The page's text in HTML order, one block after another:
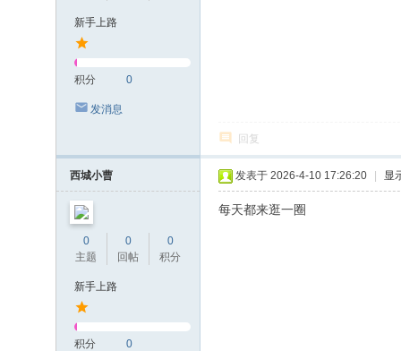
新手上路
积分 0
发消息
回复
西城小曹
0
主题
0
回帖
0
积分
新手上路
积分 0
发表于 2026-4-10 17:26:20 显
每天都来逛一圈